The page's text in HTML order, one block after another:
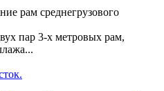
рам среднегрузового
пар 3-х метровых рам,